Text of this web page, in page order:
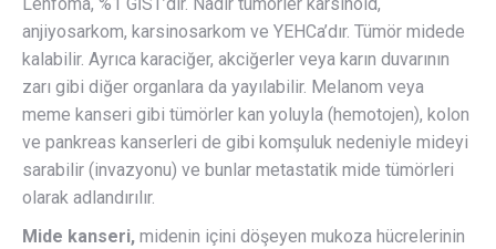
Lenfoma, %1 GİST’dir. Nadir tümörler karsinoid,
anjiyosarkom, karsinosarkom ve YEHCa’dır. Tümör midede
kalabilir. Ayrıca karaciğer, akciğerler veya karın duvarının
zarı gibi diğer organlara da yayılabilir. Melanom veya
meme kanseri gibi tümörler kan yoluyla (hemotojen), kolon
ve pankreas kanserleri de gibi komşuluk nedeniyle mideyi
sarabilir (invazyonu) ve bunlar metastatik mide tümörleri
olarak adlandırılır.
Mide kanseri, midenin içini döşeyen mukoza hücrelerinin